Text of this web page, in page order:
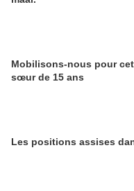
Mobilisons-nous pour
sœur de 15 ans
Les positions assises